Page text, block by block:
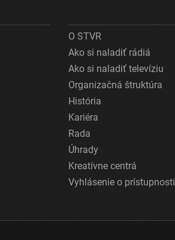
O STVR
Ako si naladiť rádiá
Ako si naladiť televíziu
Organizačná štruktúra
História
Kariéra
Rada
Úhrady
Kreatívne centrá
Vyhlásenie o prístupnosti